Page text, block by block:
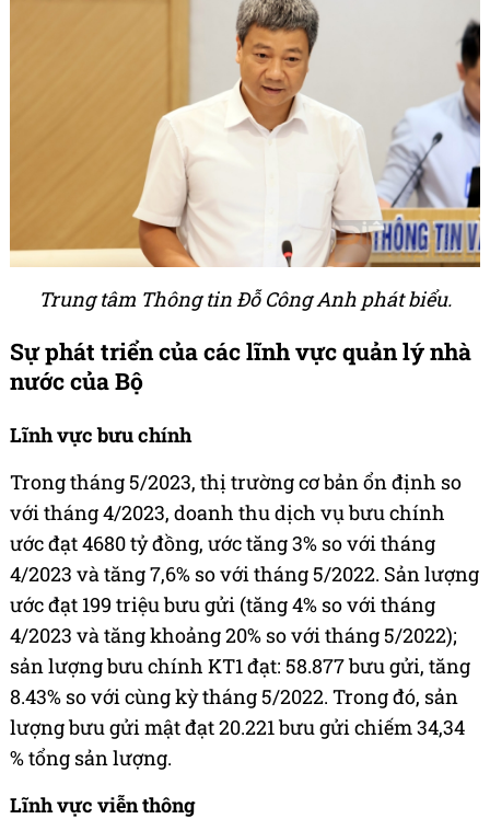
Trung tâm Thông tin Đỗ Công Anh phát biểu.
Sự phát triển của các lĩnh vựcquản lý nhà
nước củaBộ
Lĩnh vực bưu chính
Trong tháng 5/2023, thị trường cơ bản ổn định so
với tháng 4/2023, doanh thu dịch vụ bưu chính
ước đạt 4680 tỷ đồng, ước tăng 3% so với tháng
4/2023 và tăng 7,6% so với tháng 5/2022. Sản lượng
ước đạt 199 triệu bưu gửi (tăng 4% so với tháng
4/2023 và tăng khoảng 20% so với tháng 5/2022);
sản lượng bưu chính KT1 đạt: 58.877 bưu gửi, tăng
8.43% so với cùng kỳ tháng 5/2022. Trong đó, sản
lượng bưu gửi mật đạt 20.221 bưu gửi chiếm 34,34
% tổng sản lượng.
Lĩnh vực viễn thông